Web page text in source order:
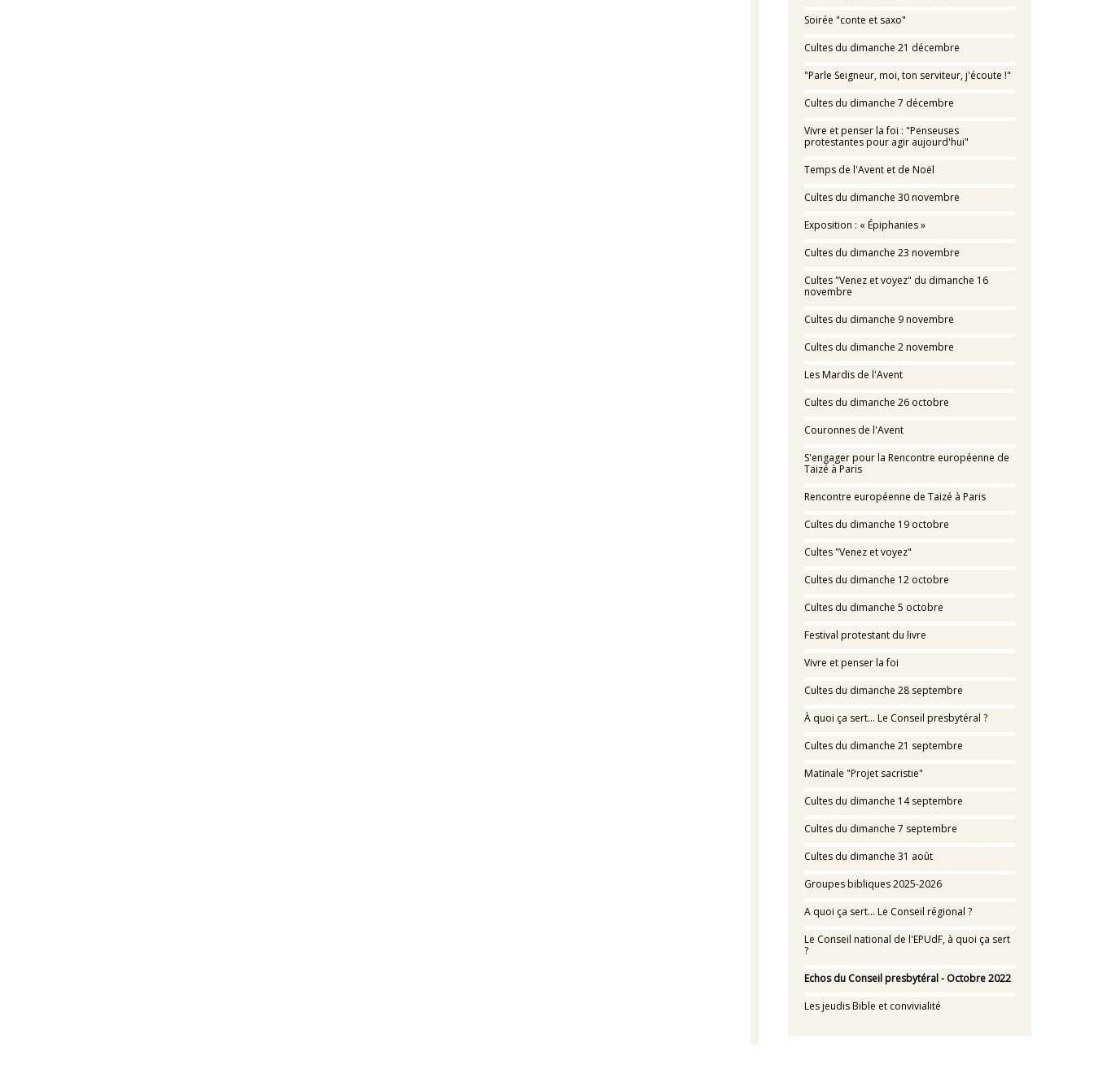
Soirée "conte et saxo"
Cultes du dimanche 21 décembre
"Parle Seigneur, moi, ton serviteur, j'écoute !"
Cultes du dimanche 7 décembre
Vivre et penser la foi : "Penseuses
protestantes pour agir aujourd'hui"
Temps de l'Avent et de Noël
Cultes du dimanche 30 novembre
Exposition : « Épiphanies »
Cultes du dimanche 23 novembre
Cultes "Venez et voyez" du dimanche 16
novembre
Cultes du dimanche 9 novembre
Cultes du dimanche 2 novembre
Les Mardis de l'Avent
Cultes du dimanche 26 octobre
Couronnes de l'Avent
S'engager pour la Rencontre européenne de
Taizé à Paris
Rencontre européenne de Taizé à Paris
Cultes du dimanche 19 octobre
Cultes "Venez et voyez"
Cultes du dimanche 12 octobre
Cultes du dimanche 5 octobre
Festival protestant du livre
Vivre et penser la foi
Cultes du dimanche 28 septembre
À quoi ça sert… Le Conseil presbytéral ?
Cultes du dimanche 21 septembre
Matinale "Projet sacristie"
Cultes du dimanche 14 septembre
Cultes du dimanche 7 septembre
Cultes du dimanche 31 août
Groupes bibliques 2025-2026
A quoi ça sert... Le Conseil régional ?
Le Conseil national de l'EPUdF, à quoi ça sert
?
Echos du Conseil presbytéral - Octobre 2022
Les jeudis Bible et convivialité